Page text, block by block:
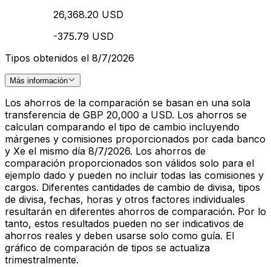
26,368.20 USD
-375.79 USD
Tipos obtenidos el 8/7/2026
Más información
Los ahorros de la comparación se basan en una sola
transferencia de GBP 20,000 a USD. Los ahorros se
calculan comparando el tipo de cambio incluyendo
márgenes y comisiones proporcionados por cada banco
y Xe el mismo día 8/7/2026. Los ahorros de
comparación proporcionados son válidos solo para el
ejemplo dado y pueden no incluir todas las comisiones y
cargos. Diferentes cantidades de cambio de divisa, tipos
de divisa, fechas, horas y otros factores individuales
resultarán en diferentes ahorros de comparación. Por lo
tanto, estos resultados pueden no ser indicativos de
ahorros reales y deben usarse solo como guía. El
gráfico de comparación de tipos se actualiza
trimestralmente.